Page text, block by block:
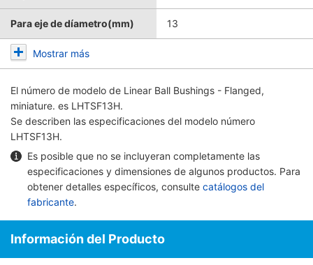
Para eje de díametro(mm) 13
Mostrar más
El número de modelo de Linear Ball Bushings - Flanged,
miniature. es LHTSF13H.
Se describen las especificaciones del modelo número
LHTSF13H.
Es posible que no se incluyeran completamente las
especificaciones y dimensiones de algunos productos. Para
obtener detalles específicos, consulte catálogos del
fabricante.
Información del Producto